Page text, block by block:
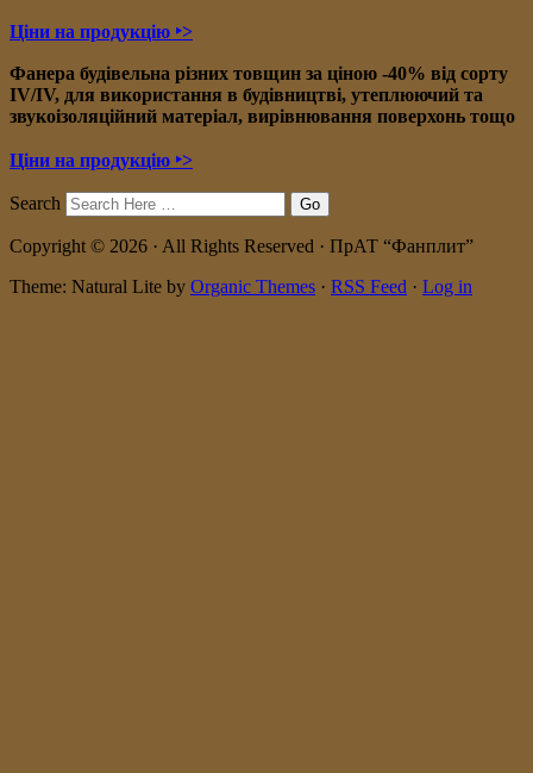
Ціни на продукцію ‣>
Фанера будівельна різних товщин за ціною -40% від сорту
IV/IV, для використання в будівництві, утеплюючий та
звукоізоляційний матеріал, вирівнювання поверхонь тощо
Ціни на продукцію ‣>
Search
Copyright © 2026 · All Rights Reserved · ПрАТ “Фанплит”
Theme: Natural Lite by Organic Themes · RSS Feed · Log in